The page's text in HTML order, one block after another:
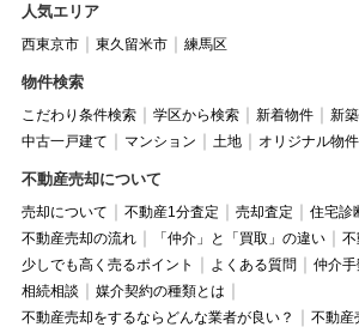
人気エリア
西東京市 東久留米市 練馬区
物件検索
こだわり条件検索 学区から検索 新着物件
新
中古一戸建て
マンション 土地 オリジナル物件
不動産売却について
売却について 不動産1分査定 売却査定
住宅診
不動産売却の流れ
「仲介」と「買取」の違い
不
少しでも高く売るポイント
よくある質問
仲介
相続相談
媒介契約の種類とは
不動産売却をするならどんな業者が良い？
不動産